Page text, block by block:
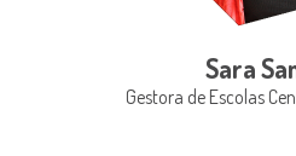
Sara
Gestora de Escolas